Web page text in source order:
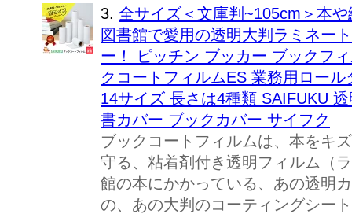
3. 全サイズ＜文庫判~105cm＞本
図書館で愛用の透明大判ラミネー
ー！ ピッチン ブッカー ブックフ
クコートフィルムES 業務用ロー
14サイズ 長さは4種類 SAIFUKU
書カバー ブックカバー サイフク
ブックコートフィルムは、本をキ
守る、粘着剤付き透明フィルム（
館の本にかかっている、あの透明
の、あの大判のコーティングシー